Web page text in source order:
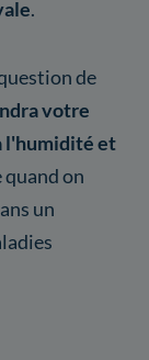
.
de
votre
l'humidité et
quand on
un